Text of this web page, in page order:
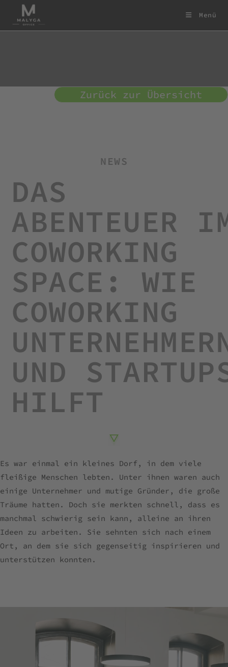
Menü
Zurück zur Übersicht
NEWS
DAS
ABENTEUER
COWORKING
SPACE: WIE
COWORKING
UND
HILFT
Es war einmal ein kleines Dorf, in dem viele
fleißige Menschen lebten. Unter ihnen waren auch
einige Unternehmer und mutige Gründer, die große
Träume hatten. Doch sie merkten schnell, dass es
manchmal schwierig sein kann, alleine an ihren
Ideen zu arbeiten. Sie sehnten sich nach einem
Ort, an dem sie sich gegenseitig inspirieren und
unterstützen konnten.